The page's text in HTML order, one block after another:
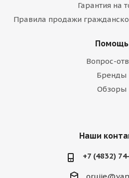
Гарантия на
Правила продажи
Помощь
Вопрос-
Бренды
Обзоры
Наши
+7 (4832)